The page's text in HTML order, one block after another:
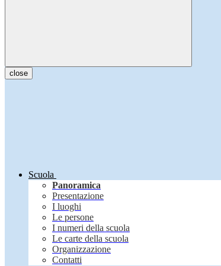
close
Scuola
Panoramica
Presentazione
I luoghi
Le persone
I numeri della scuola
Le carte della scuola
Organizzazione
Contatti